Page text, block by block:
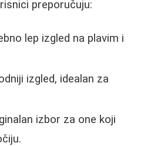
preporučuju:
lep izgled na plavim i
izgled, idealan za
izbor za one koji